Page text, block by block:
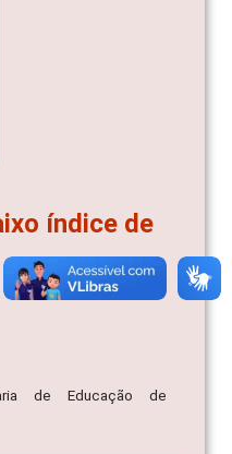
índice de
de Educação de